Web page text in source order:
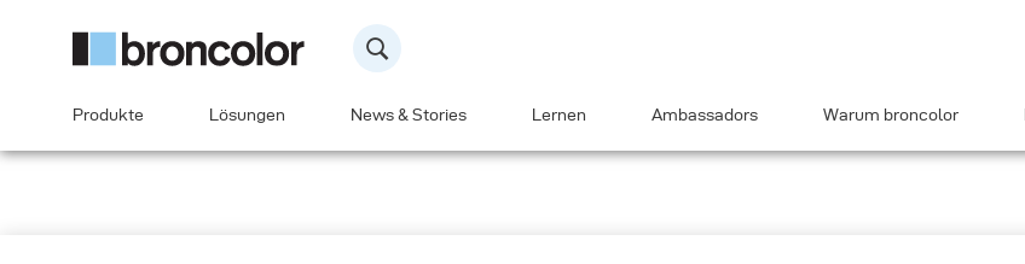
Produkte Lösungen News & Stories Lernen Ambassadors Warum broncolor